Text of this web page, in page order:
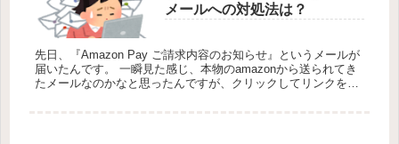
メールへの対処法は？
先日、『Amazon Pay ご請求内容のお知らせ』というメールが
届いたんです。 一瞬見た感じ、本物のamazonから送られてき
たメールなのかなと思ったんですが、クリックしてリンクを開